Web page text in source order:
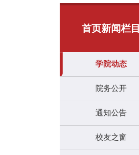
首页新闻栏目
学院动态
院务公开
通知公告
校友之窗